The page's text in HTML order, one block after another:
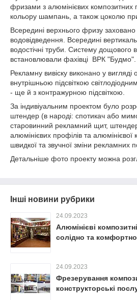
фризами з алюмінієвих
кольору шампань, а також цоколю
Всередині верхнього фризу
водовідведення. Всередині
водостічні труби. Систему дощового
встановлювали фахівці ВРК "Будмо".
Рекламну вивіску виконано у вигляді
внутрішньою підсвіткою
- ще й з контражурною підсвіткою.
За індивіуальним проектом було
штендер (в народі: спотикач або
старовинний рекламний щит,
алюмінієвих профілів та алюмінієвої
швидкої та звучної зміни рекламних
Детальніше фото проекту можна
Інші новини рубрики
24.09.2023
Алюмінієві
солідно та комфортно
24.09.2023
Фрезерування
конструкторські